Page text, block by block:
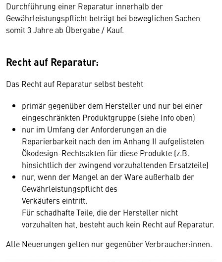
Durchführung einer Reparatur innerhalb der
Gewährleistungspflicht beträgt bei beweglichen Sachen
somit 3 Jahre ab Übergabe / Kauf.
Recht auf Reparatur:
Das Recht auf Reparatur selbst besteht
primär gegenüber dem Hersteller und nur bei einer
eingeschränkten Produktgruppe (siehe Info oben)
nur im Umfang der Anforderungen an die
Reparierbarkeit nach den im Anhang II aufgelisteten
Ökodesign-Rechtsakten für diese Produkte (z.B.
hinsichtlich der zwingend vorzuhaltenden Ersatzteile)
nur, wenn der Mangel an der Ware außerhalb der
Gewährleistungspflicht des
Verkäufers eintritt.
Für schadhafte Teile, die der Hersteller nicht
vorzuhalten hat, besteht auch kein Recht auf Reparatur.
Alle Neuerungen gelten nur gegenüber Verbraucher:innen.